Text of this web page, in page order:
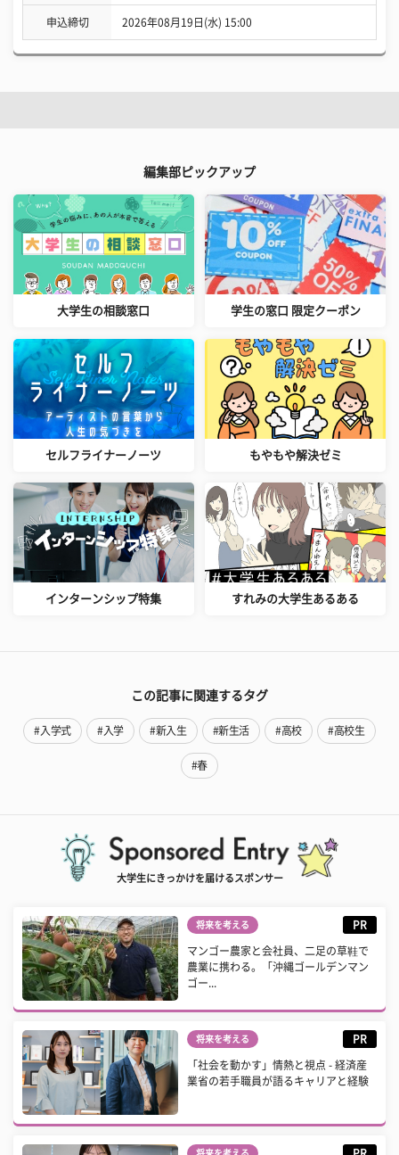
申込締切 2026年08月19日(水) 15:00
編集部ピックアップ
大学生の相談窓口 学生の窓口 限定クーポン
セルフライナーノーツ もやもや解決ゼミ
インターンシップ特集 すれみの大学生あるある
この記事に関連するタグ
#入学式 #入学 #新入生 #新生活 #高校 #高校生
#春
大学生にきっかけを届けるスポンサー
将来を考える PR
マンゴー農家と会社員、二足の草鞋で
農業に携わる。「沖縄ゴールデンマン
ゴー...
将来を考える PR
「社会を動かす」情熱と視点 - 経済産
業省の若手職員が語るキャリアと経験
将来を考える